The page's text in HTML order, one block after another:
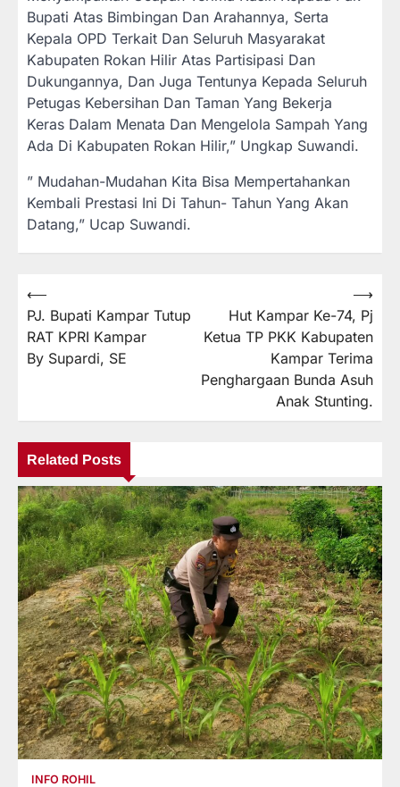
Bupati Atas Bimbingan Dan Arahannya, Serta
Kepala OPD Terkait Dan Seluruh Masyarakat
Kabupaten Rokan Hilir Atas Partisipasi Dan
Dukungannya, Dan Juga Tentunya Kepada Seluruh
Petugas Kebersihan Dan Taman Yang Bekerja
Keras Dalam Menata Dan Mengelola Sampah Yang
Ada Di Kabupaten Rokan Hilir,” Ungkap Suwandi.
” Mudahan-Mudahan Kita Bisa Mempertahankan
Kembali Prestasi Ini Di Tahun- Tahun Yang Akan
Datang,” Ucap Suwandi.
Navigasi
pos
⟵
PJ. Bupati Kampar Tutup
RAT KPRI Kampar
By Supardi, SE
Hut Kampar Ke-74, Pj
Ketua TP PKK Kabupaten
Kampar Terima
Penghargaan Bunda Asuh
Anak Stunting.
⟶
Related Posts
INFO ROHIL